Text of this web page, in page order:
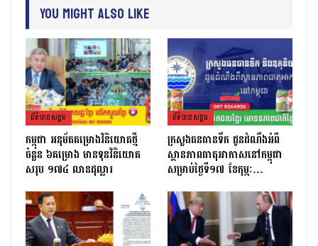
You Might Also Like
ព័ត៌មាន​សង្គម
កម្ពុជា អនុម័តគម្រោងវិនិយោគថ្មី
ចំនួន ៦គម្រោង មានទុនវិនិយោគ
សរុប ១៧៤ លានដុល្លារ
ព័ត៌មាន​សង្គម
ក្រសួងធនធានទឹក ជូនដំណឹងអំពី
ស្ថានភាពធាតុអាកាសនៅកម្ពុជា
សម្រាប់ថ្ងៃទី១៧ ខែកុម្ភៈ…